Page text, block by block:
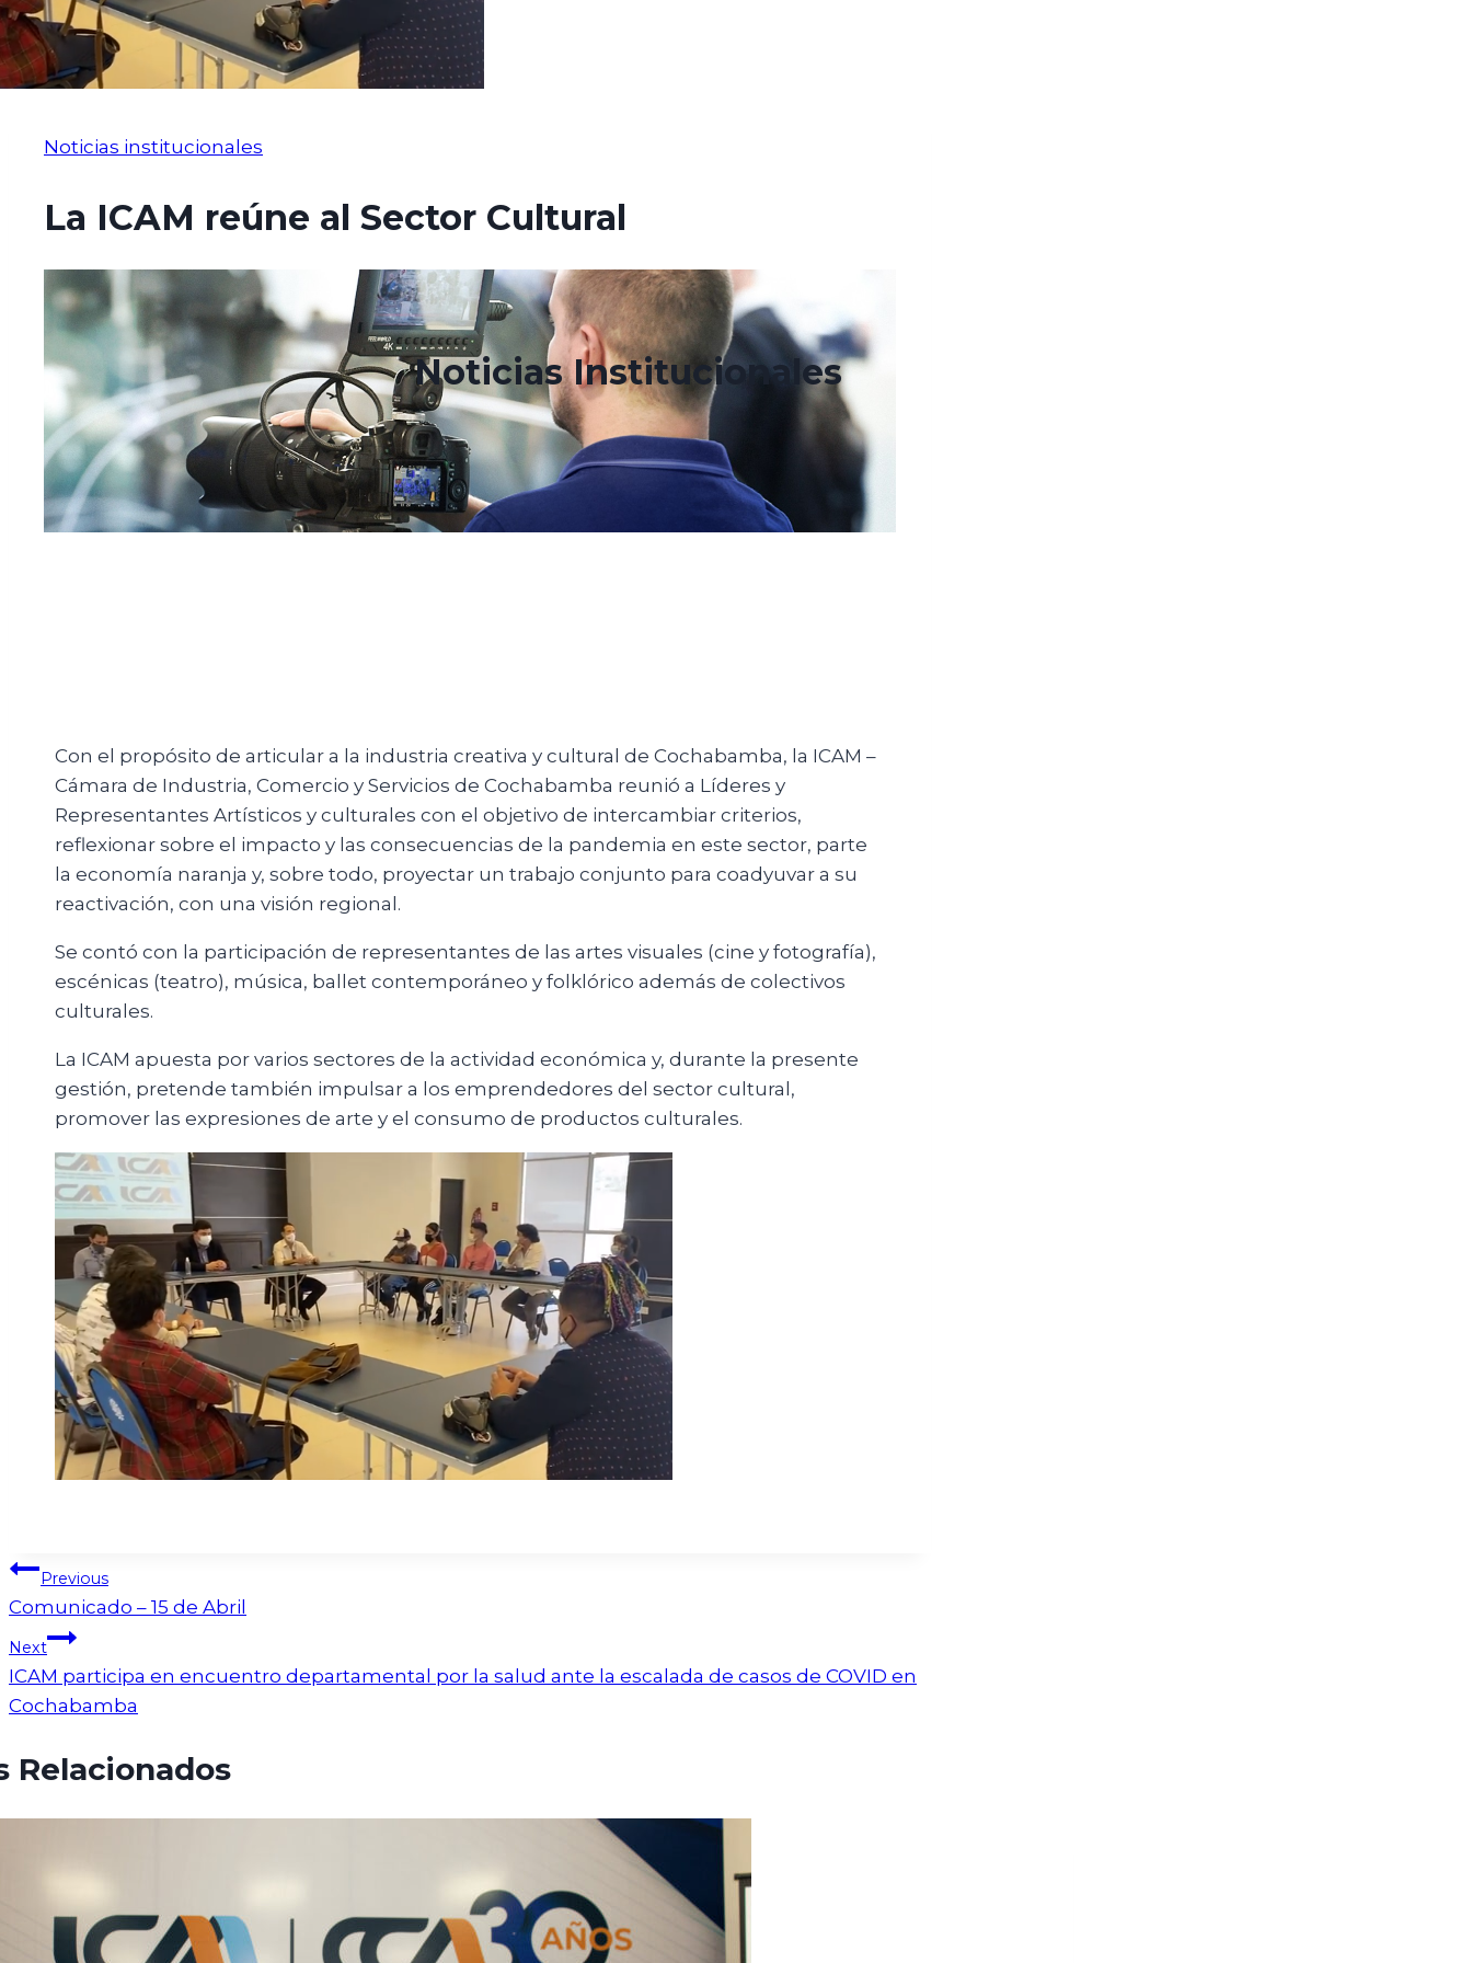
Noticias institucionales
La ICAM reúne al Sector Cultural
abril 21, 2021 junio 16, 2021
Noticias Institucionales
Con el propósito de articular a la industria creativa y cultural de Cochabamba, la ICAM –
Cámara de Industria, Comercio y Servicios de Cochabamba reunió a Líderes y
Representantes Artísticos y culturales con el objetivo de intercambiar criterios,
reflexionar sobre el impacto y las consecuencias de la pandemia en este sector, parte
la economía naranja y, sobre todo, proyectar un trabajo conjunto para coadyuvar a su
reactivación, con una visión regional.
Se contó con la participación de representantes de las artes visuales (cine y fotografía),
escénicas (teatro), música, ballet contemporáneo y folklórico además de colectivos
culturales.
La ICAM apuesta por varios sectores de la actividad económica y, durante la presente
gestión, pretende también impulsar a los emprendedores del sector cultural,
promover las expresiones de arte y el consumo de productos culturales.
Previous
Comunicado – 15 de Abril
Next
ICAM participa en encuentro departamental por la salud ante la escalada de casos de COVID en
Cochabamba
Relacionados